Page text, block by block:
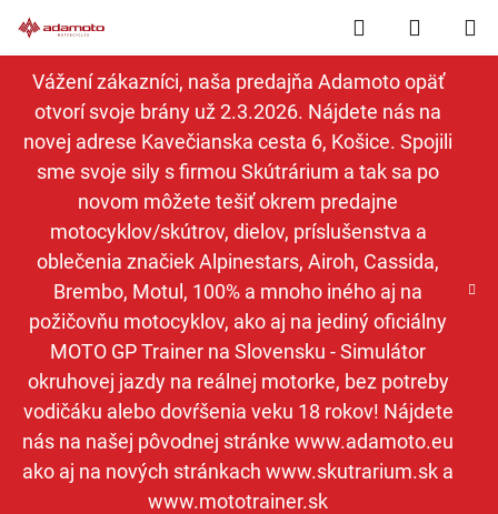
na
obsah
Vážení zákazníci, naša predajňa Adamoto opäť
otvorí svoje brány už 2.3.2026. Nájdete nás na
novej adrese Kavečianska cesta 6, Košice. Spojili
sme svoje sily s firmou Skútrárium a tak sa po
novom môžete tešiť okrem predajne
motocyklov/skútrov, dielov, príslušenstva a
oblečenia značiek Alpinestars, Airoh, Cassida,
Brembo, Motul, 100% a mnoho iného aj na
požičovňu motocyklov, ako aj na jediný oficiálny
MOTO GP Trainer na Slovensku - Simulátor
okruhovej jazdy na reálnej motorke, bez potreby
vodičáku alebo dovŕšenia veku 18 rokov! Nájdete
nás na našej pôvodnej stránke www.adamoto.eu
ako aj na nových stránkach www.skutrarium.sk a
www.mototrainer.sk
Hľadať
KOŠÍK